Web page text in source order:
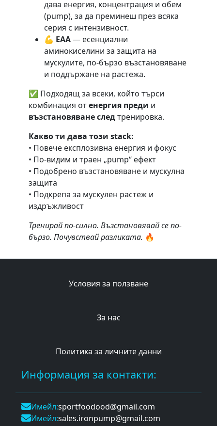
дава енергия, концентрация и обем
(pump), за да преминеш през всяка
серия с интензивност.
💪 EAA— есенциални
аминокиселини за защита на
мускулите, по-бързо възстановяване
и поддържане на растежа.
✅ Подходящ за всеки, който търси
комбинация отенергия преди и
възстановяване следтренировка.
Какво ти дава този stack:
• Повече експлозивна енергия и фокус
• По-видим и траен „pump“ ефект
• Подобрено възстановяване и мускулна
защита
• Подкрепа за мускулен растеж и
издръжливост
Тренирай по-силно. Възстановявай се по-
бързо. Почувствай разликата. 🔥
Условия за ползване
За нас
Политика за личните данни
Информация за контакти:
Имейл:sportfoodood@gmail.com
Имейл:sales.ironpump@gmail.com